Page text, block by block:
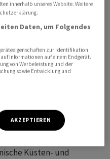
⁠notierte zur
höher bei 52'404
lagen ebenfalls leicht im
US-
drei Wochen vereinbarte
den Rand des
Küsten- und
innerhalb unseres Website. Weitere
Daten, um Folgendes
zur Identifikation
Informationen auf einem Endgerät.
von Werbeleistung und der
sowie Entwicklung und
AKZEPTIEREN